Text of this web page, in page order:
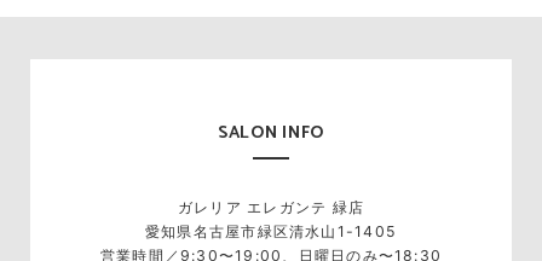
SALON INFO
ガレリア エレガンテ 緑店
愛知県名古屋市緑区清水山1-1405
営業時間／9:30〜19:00、日曜日のみ〜18:30